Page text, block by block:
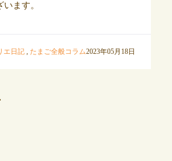
ます。
エ日記, たまご全般コラム2023年05月18日